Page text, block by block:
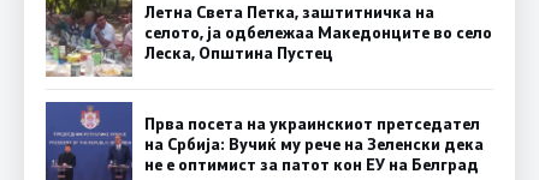
Летна Света Петка, заштитничка на
селото, ја одбележаа Македонците во село
Леска, Општина Пустец
Прва посета на украинскиот претседател
на Србија: Вучиќ му рече на Зеленски дека
не е оптимист за патот кон ЕУ на Белград